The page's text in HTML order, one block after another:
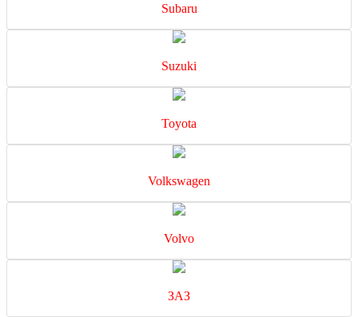
Subaru
Suzuki
Toyota
Volkswagen
Volvo
ЗАЗ